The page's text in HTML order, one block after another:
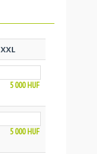
XXL
5 000HUF
5 000HUF